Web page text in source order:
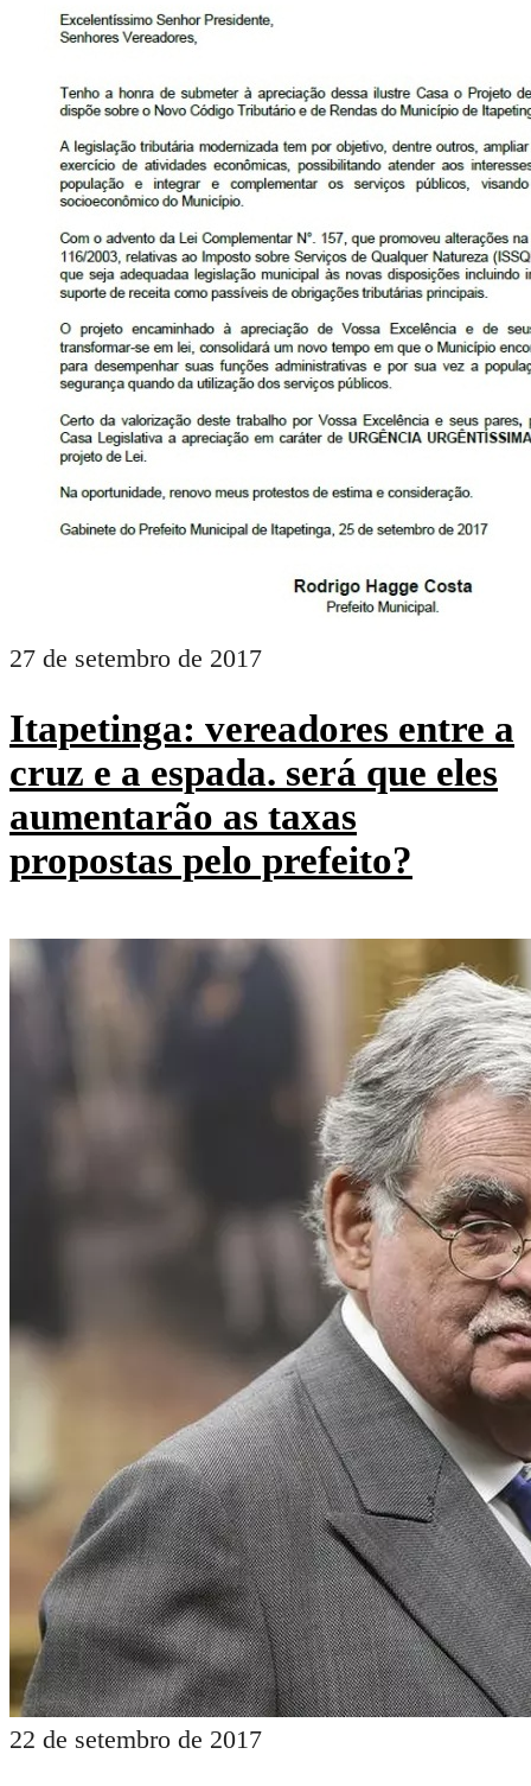
27 de setembro de 2017
Itapetinga: vereadores entre a
cruz e a espada. será que eles
aumentarão as taxas
propostas pelo prefeito?
22 de setembro de 2017